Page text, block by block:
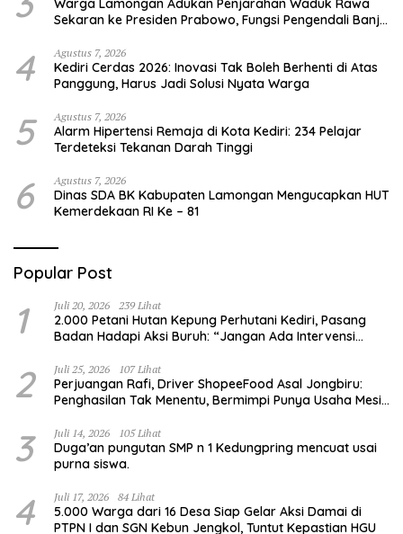
Warga Lamongan Adukan Penjarahan Waduk Rawa
Sekaran ke Presiden Prabowo, Fungsi Pengendali Banjir
4 Agustus 7, 2026
Kediri Cerdas 2026: Inovasi Tak Boleh Berhenti di Atas
Panggung, Harus Jadi Solusi Nyata Warga
5 Agustus 7, 2026
Alarm Hipertensi Remaja di Kota Kediri: 234 Pelajar
Terdeteksi Tekanan Darah Tinggi
6 Agustus 7, 2026
Dinas SDA BK Kabupaten Lamongan Mengucapkan HUT
Kemerdekaan RI Ke – 81
Popular Post
1 Juli 20, 2026 239 Lihat
2.000 Petani Hutan Kepung Perhutani Kediri, Pasang
Badan Hadapi Aksi Buruh: “Jangan Ada Intervensi
2 Juli 25, 2026 107 Lihat
Perjuangan Rafi, Driver ShopeeFood Asal Jongbiru:
Penghasilan Tak Menentu, Bermimpi Punya Usaha Mesin
3 Juli 14, 2026 105 Lihat
Duga’an pungutan SMP n 1 Kedungpring mencuat usai
purna siswa.
4 Juli 17, 2026 84 Lihat
5.000 Warga dari 16 Desa Siap Gelar Aksi Damai di
PTPN I dan SGN Kebun Jengkol, Tuntut Kepastian HGU